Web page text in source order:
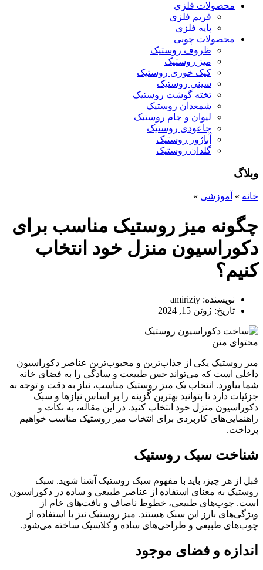
محصولات فلزی
فریم فلزی
پایه فلزی
محصولات چوبی
ظروف روستیک
میز روستیک
کیک خوری روستیک
سینی روستیک
تخته گوشت روستیک
شمعدان روستیک
لیوان و جام روستیک
جاعودی روستیک
آباژور روستیک
گلدان روستیک
وبلاگ
خانه » آموزشی »
چگونه میز روستیک مناسب برای
دکوراسیون منزل خود انتخاب
کنیم؟
نویسنده: amiriziy
تاریخ: ژوئن 15, 2024
محتوای متن
میز روستیک یکی از جذاب‌ترین و محبوب‌ترین عناصر دکوراسیون
داخلی است که می‌تواند حس طبیعت و سادگی را به فضای خانه
شما بیاورد. انتخاب یک میز روستیک مناسب، نیاز به دقت و توجه به
جزئیات دارد تا بتوانید بهترین گزینه را بر اساس نیازها و سبک
دکوراسیون منزل خود انتخاب کنید. در این مقاله، به نکات و
راهنمایی‌های کاربردی برای انتخاب میز روستیک مناسب خواهیم
پرداخت.
شناخت سبک روستیک
قبل از هر چیز، باید با مفهوم سبک روستیک آشنا شوید. سبک
روستیک به معنای استفاده از عناصر طبیعی و ساده در دکوراسیون
است. چوب‌های طبیعی، خطوط ناصاف و بافت‌های خام از
ویژگی‌های بارز این سبک هستند. میز روستیک نیز با استفاده از
چوب‌های طبیعی و طراحی‌های ساده و کلاسیک ساخته می‌شود.
اندازه و فضای موجود